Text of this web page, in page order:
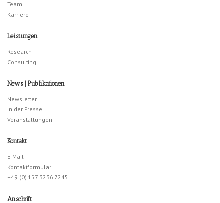
Team
Karriere
Leistungen
Research
Consulting
News | Publikationen
Newsletter
In der Presse
Veranstaltungen
Kontakt
E-Mail
Kontaktformular
+49 (0) 157 3236 7245
Anschrift